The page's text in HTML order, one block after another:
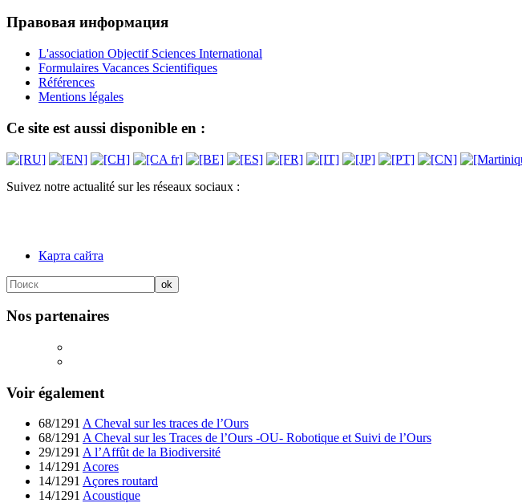
Правовая информация
L'association Objectif Sciences International
Formulaires Vacances Scientifiques
Références
Mentions légales
Ce site est aussi disponible en :
Suivez notre actualité sur les réseaux sociaux :
Карта сайта
Nos partenaires
Voir également
68/1291 A Cheval sur les traces de l’Ours
68/1291 A Cheval sur les Traces de l’Ours -OU- Robotique et Suivi de l’Ours
29/1291 A l’Affût de la Biodiversité
14/1291 Acores
14/1291 Açores routard
14/1291 Acoustique